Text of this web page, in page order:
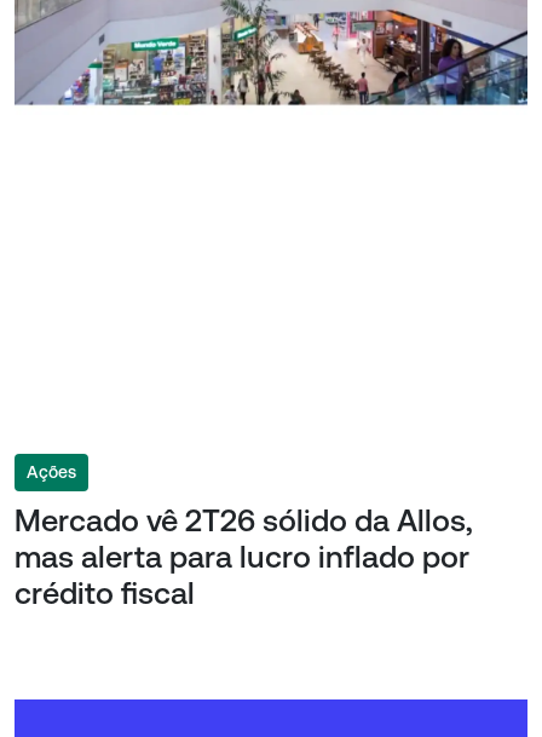
Ações
Mercado vê 2T26 sólido da Allos,
mas alerta para lucro inflado por
crédito fiscal